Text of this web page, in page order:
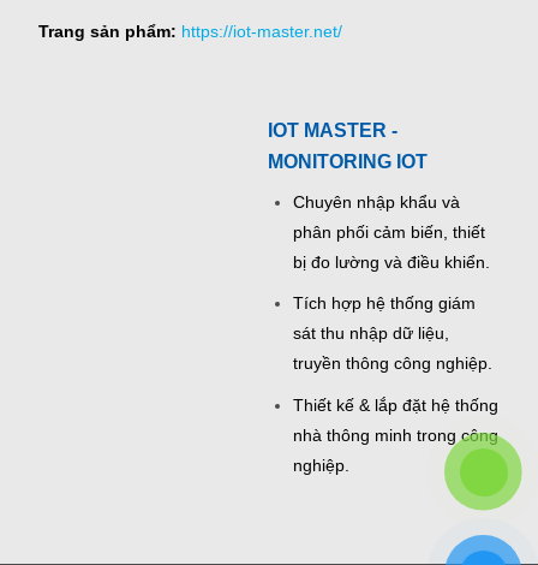
Trang sản phẩm: https://iot-master.net/
IOT MASTER -
MONITORING IOT
Chuyên nhập khẩu và
phân phối cảm biến, thiết
bị đo lường và điều khiển.
Tích hợp hệ thống giám
sát thu nhập dữ liệu,
truyền thông công nghiệp.
Thiết kế & lắp đặt hệ thống
nhà thông minh trong công
nghiệp.